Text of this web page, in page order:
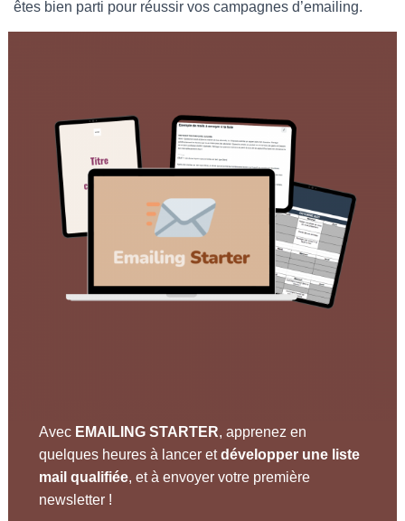
êtes bien parti pour réussir vos campagnes d’emailing.
Avec EMAILING STARTER, apprenez en
quelques heures à lancer etdévelopper une liste
mail qualifiée, et à envoyer votre première
newsletter !